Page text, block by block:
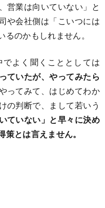
営業は向いていない」と
や会社側は「こいつには
のかもしれません。
よく聞くこととしては
ていたが、やってみたら
ってみて、はじめてわか
の判断で、まして若いう
ていない」と早々に決め
とは言えません。